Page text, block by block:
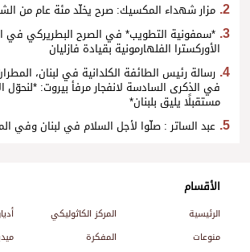
مزار شهداء المكسيك: صرح يخلّد مئة عام من
*سمفونية التطويب* في الصرح البطريركي في
الأوركسترا الفلهارمونية بقيادة فازليان
رسالة رئيس الطائفة الكلدانية في لبنان،
في الذكرى السادسة لانفجار مرفأ بيروت: *لنحوّل
مستقبلًا يليق بلبنان*
عبد الساتر : صلّوا لأجل السلام في لبنان وفي
الأقسام
الرئيسية المركز الكاثوليكي
منوعات
المفكرة